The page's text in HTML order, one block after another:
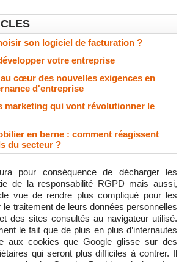
son logiciel de facturation ?
votre entreprise
cœur des nouvelles exigences en
d'entreprise
marketing qui vont révolutionner le
en berne : comment réagissent
du secteur ?
de la responsabilité RGPD mais aussi,
vue de rendre plus compliqué pour les
le traitement de leurs données personnelles
des sites consultés au navigateur utilisé.
le fait que de plus en plus d’internautes
aux cookies que Google glisse sur des
qui seront plus difficiles à contrer. Il